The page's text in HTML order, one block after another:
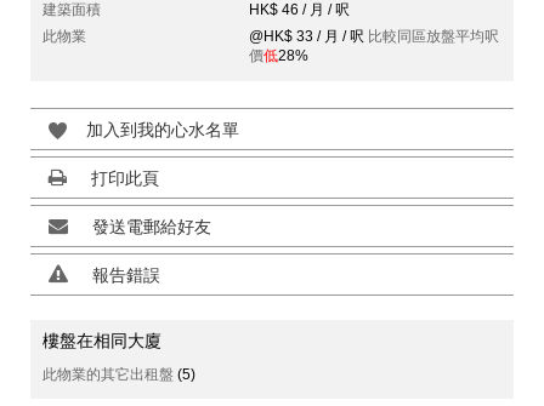
建築面積
HK$ 46 / 月 / 呎
此物業
@HK$ 33 / 月 / 呎 比較同區放盤平均呎
價低28%
加入到我的心水名單
打印此頁
發送電郵給好友
報告錯誤
樓盤在相同大廈
此物業的其它出租盤 (5)